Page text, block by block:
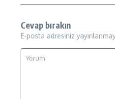
Cevap bırakın
E-posta adresiniz